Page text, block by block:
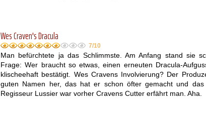
Wes Craven's Dracula
7/10
Man befürchtete ja das Schlimmste. Am Anfang stand sie
Frage: Wer braucht so etwas, einen erneuten Dracula-
klischeehaft bestätigt. Wes Cravens Involvierung? Der
guten Namen her, das hat er schon öfter gemacht und
Regisseur Lussier war vorher Cravens Cutter erfährt man. Aha.